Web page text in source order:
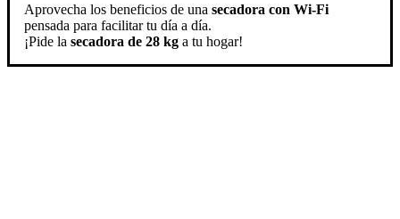
Aprovecha los beneficios de una secadora con Wi-Fi
pensada para facilitar tu día a día.
¡Pide la secadora de 28 kg a tu hogar!